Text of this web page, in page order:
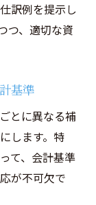
訳例を提示し
つ、適切な資
基準
とに異なる補
します。特
て、会計基準
が不可欠で